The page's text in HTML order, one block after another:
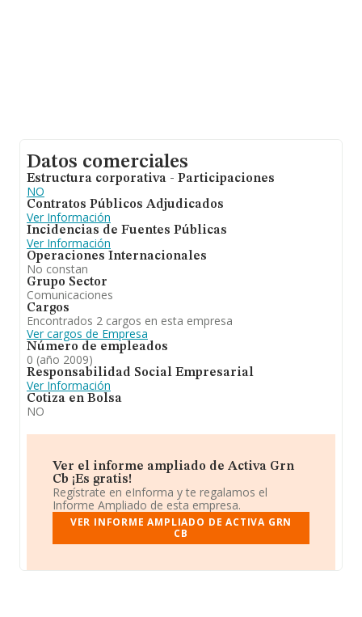
Datos comerciales
Estructura corporativa - Participaciones
NO
Contratos Públicos Adjudicados
Ver Información
Incidencias de Fuentes Públicas
Ver Información
Operaciones Internacionales
No constan
Grupo Sector
Comunicaciones
Cargos
Encontrados 2 cargos en esta empresa
Ver cargos de Empresa
Número de empleados
0 (año 2009)
Responsabilidad Social Empresarial
Ver Información
Cotiza en Bolsa
NO
Ver el informe ampliado de Activa Grn
Cb ¡Es gratis!
Regístrate en eInforma y te regalamos el
Informe Ampliado de esta empresa.
VER INFORME AMPLIADO DE ACTIVA GRN
CB